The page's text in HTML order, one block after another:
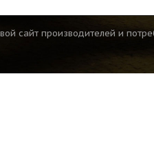
сайт производителей и